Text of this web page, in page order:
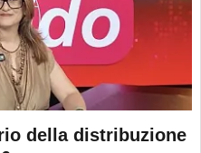
della distribuzione